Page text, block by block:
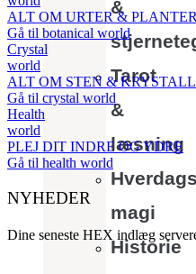
&
Tarot
&
læsning
Hverdags
magi
Historie
ALT OM URTER & PLANTER
Gå til botanical world
Crystal
world
ALT OM STEN &
Gå til crystal world
Health
world
PLEJ DIT INDRE OG YDRE
Gå til health world
NYHEDER
Dine seneste HEX indlæg